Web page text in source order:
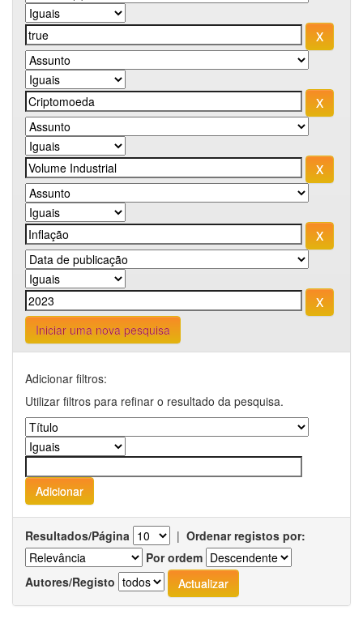
Iniciar uma nova pesquisa
Adicionar filtros:
Utilizar filtros para refinar o resultado da pesquisa.
Resultados/Página | Ordenar registos por:
Por ordem
Autores/Registo